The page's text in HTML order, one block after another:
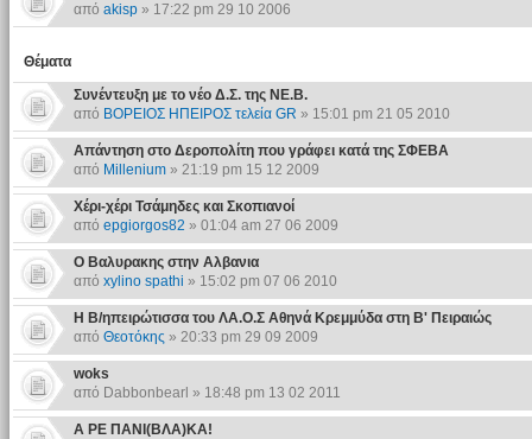
από akisp» 17:22 pm 29 10 2006
Θέματα
Συνέντευξη με το νέο Δ.Σ. της ΝΕ.Β.
από ΒΟΡΕΙΟΣ ΗΠΕΙΡΟΣ τελεία GR » 15:01 pm 21 05 2010
Απάντηση στο Δεροπολίτη που γράφει κατά της ΣΦΕΒΑ
από Millenium» 21:19 pm 15 12 2009
Χέρι-χέρι Τσάμηδες και Σκοπιανοί
από epgiorgos82 » 01:04 am 27 06 2009
Ο Βαλυρακης στην Αλβανια
από xylino spathi » 15:02 pm 07 06 2010
Η Β/ηπειρώτισσα του ΛΑ.Ο.Σ Αθηνά Κρεμμύδα στη Β' Πειραιώς
από Θεοτόκης » 20:33 pm 29 09 2009
woks
από Dabbonbearl » 18:48 pm 13 02 2011
Α ΡΕ ΠΑΝΙ(ΒΛΑ)ΚΑ!